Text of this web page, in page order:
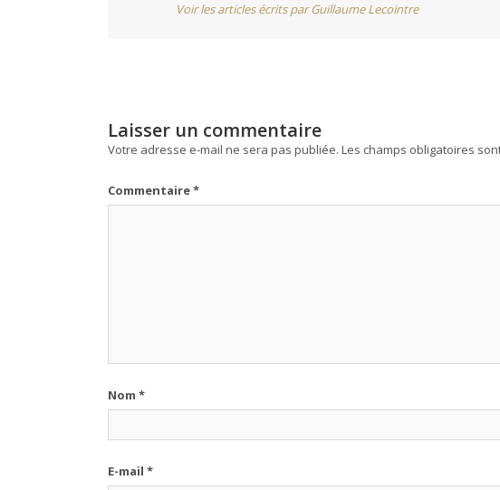
Voir les articles écrits par Guillaume Lecointre
Laisser un commentaire
Votre adresse e-mail ne sera pas publiée. Les champs obligatoires
Commentaire*
Nom *
E-mail *